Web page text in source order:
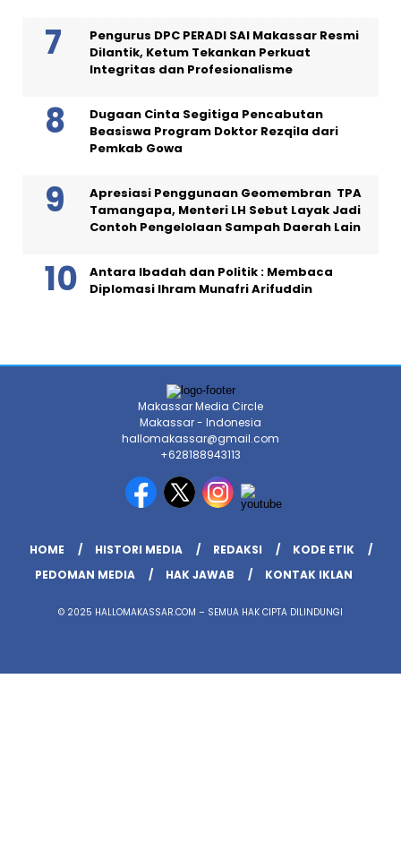
Pengurus DPC PERADI SAI Makassar Resmi
Dilantik, Ketum Tekankan Perkuat
Integritas dan Profesionalisme
Dugaan Cinta Segitiga Pencabutan
Beasiswa Program Doktor Rezqila dari
Pemkab Gowa
Apresiasi Penggunaan Geomembran TPA
Tamangapa, Menteri LH Sebut Layak Jadi
Contoh Pengelolaan Sampah Daerah Lain
Antara Ibadah dan Politik : Membaca
Diplomasi Ihram Munafri Arifuddin
Makassar Media Circle
Makassar - Indonesia
hallomakassar@gmail.com
+628188943113
HOME HISTORI MEDIA REDAKSI
KODE ETIK
PEDOMAN MEDIA
HAK JAWAB KONTAK IKLAN
© 2025 HALLOMAKASSAR.COM – SEMUA HAK CIPTA DILINDUNGI